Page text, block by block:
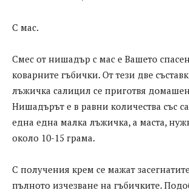
С мас.
Смес от нишадър с мас е Вашето
коварните гъбички. От тези две
лъжичка салицил се приготвя
Нишадърът е в равни количества със
една една малка лъжичка, а маста,
около 10-15 грама.
С получения крем се мажат
пълното изчезване на гъбичките.